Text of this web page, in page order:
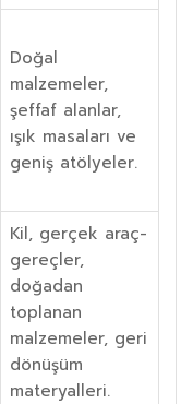
Doğal
malzemeler,
şeffaf alanlar,
ışık masaları ve
geniş atölyeler.
Kil, gerçek araç-
gereçler,
doğadan
toplanan
malzemeler, geri
dönüşüm
materyalleri.